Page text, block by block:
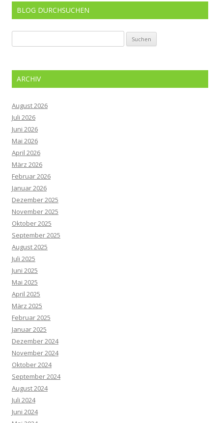
BLOG DURCHSUCHEN
nach:
ARCHIV
August 2026
Juli 2026
Juni 2026
Mai 2026
April 2026
März 2026
Februar 2026
Januar 2026
Dezember 2025
November 2025
Oktober 2025
September 2025
August 2025
Juli 2025
Juni 2025
Mai 2025
April 2025
März 2025
Februar 2025
Januar 2025
Dezember 2024
November 2024
Oktober 2024
September 2024
August 2024
Juli 2024
Juni 2024